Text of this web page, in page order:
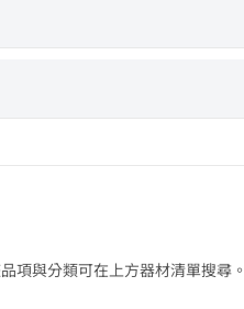
項與分類可在上方器材清單搜尋。